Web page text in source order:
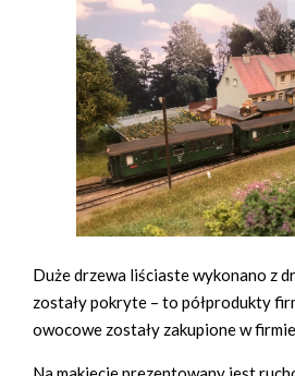
Duże drzewa liściaste wykonano z
zostały pokryte – to półprodukty
owocowe zostały zakupione w